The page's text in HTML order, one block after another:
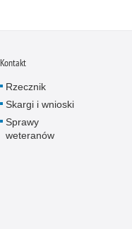
Nietrzeźwi kierujący
Nietrzeźwi
Kontakt
Rzecznik
Skargi i wnioski
Sprawy
weteranów